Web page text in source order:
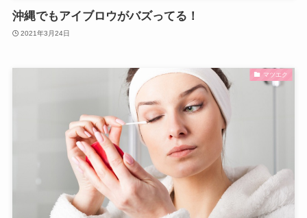
沖縄でもアイブロウがバズってる！
2021年3月24日
マツエク